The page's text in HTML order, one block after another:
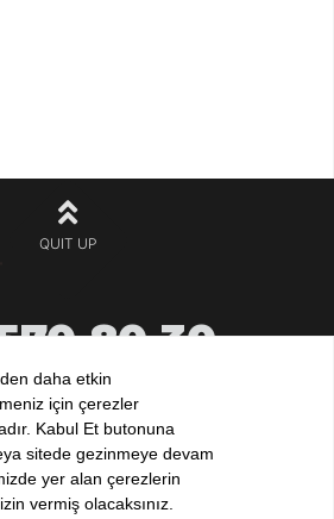
QUIT UP
80 30
532 32 32
daha etkin
için çerezler
Kabul Et butonuna
sitede gezinmeye devam
yer alan çerezlerin
vermiş olacaksınız.